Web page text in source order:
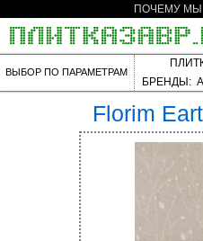
ПОЧЕМУ МЫ
ВЫБОР ПО ПАРАМЕТРАМ
БРЕНДЫ: A
Florim